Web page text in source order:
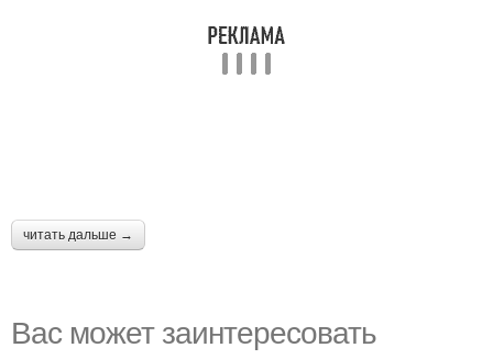
читать дальше →
Вас может заинтересовать